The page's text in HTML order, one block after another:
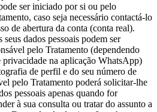
ser iniciado por si ou pelo
caso seja necessário contactá-lo
de abertura da conta (conta real).
seus dados pessoais podem ser
pelo Tratamento (dependendo
privacidade na aplicação WhatsApp)
de perfil e do seu número de
pelo Tratamento poderá solicitar-lhe
pessoais apenas quando for
à sua consulta ou tratar do assunto a